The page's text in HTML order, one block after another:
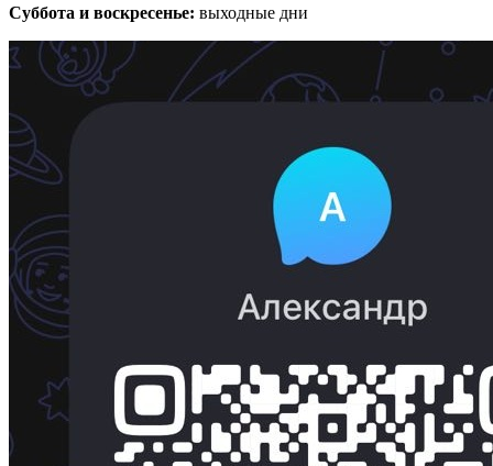
Суббота и воскресенье: выходные дни